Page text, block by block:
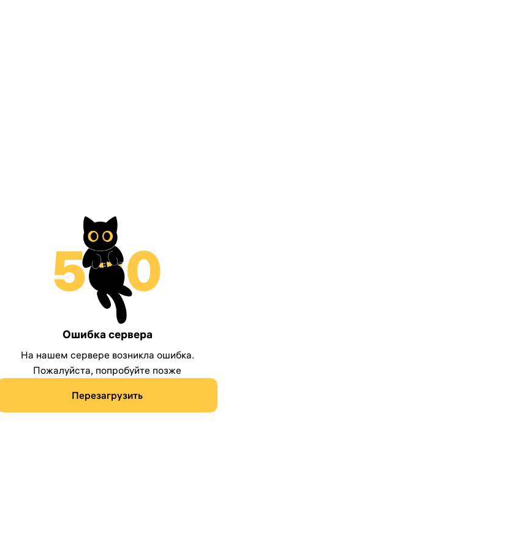
Ошибка сервера
На нашем сервере возникла ошибка.
Пожалуйста, попробуйте позже
Перезагрузить